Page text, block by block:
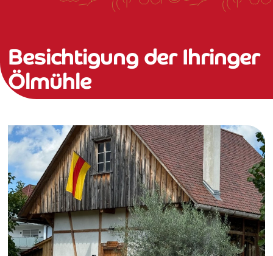
Besichtigung der Ihringer
Ölmühle